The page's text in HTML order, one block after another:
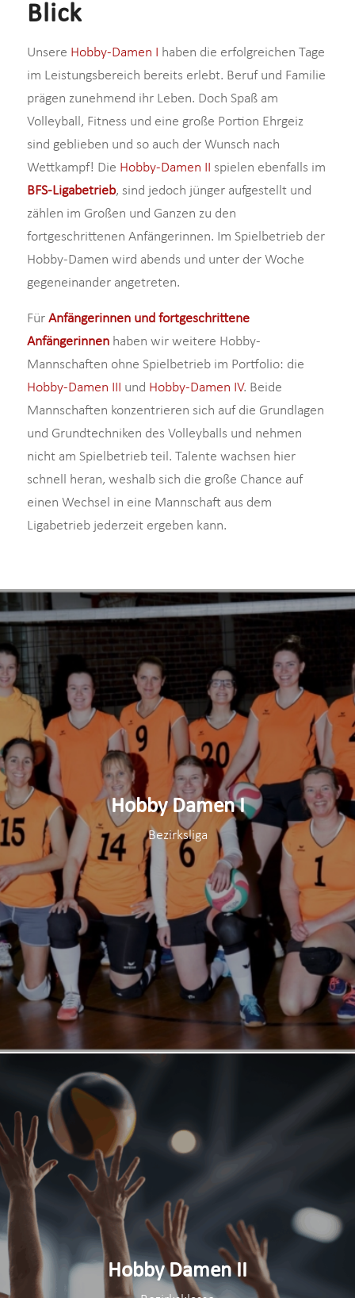
Blick
Unsere Hobby-Damen I haben die erfolgreichen Tage
im Leistungsbereich bereits erlebt. Beruf und Familie
prägen zunehmend ihr Leben. Doch Spaß am
Volleyball, Fitness und eine große Portion Ehrgeiz
sind geblieben und so auch der Wunsch nach
Wettkampf! Die Hobby-Damen II spielen ebenfalls im
BFS-Ligabetrieb, sind jedoch jünger aufgestellt und
zählen im Großen und Ganzen zu den
fortgeschrittenen Anfängerinnen. Im Spielbetrieb der
Hobby-Damen wird abends und unter der Woche
gegeneinander angetreten.
Für Anfängerinnen und fortgeschrittene
Anfängerinnenhaben wir weitere Hobby-
Mannschaften ohne Spielbetrieb im Portfolio: die
Hobby-Damen III und Hobby-Damen IV. Beide
Mannschaften konzentrieren sich auf die Grundlagen
und Grundtechniken des Volleyballs und nehmen
nicht am Spielbetrieb teil. Talente wachsen hier
schnell heran, weshalb sich die große Chance auf
einen Wechsel in eine Mannschaft aus dem
Ligabetrieb jederzeit ergeben kann.
Hobby Damen I
Bezirksliga
Hobby Damen II